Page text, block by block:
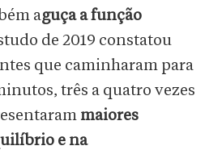
aguça a função
de 2019 constatou
que caminharam para
três a quatro vezes
maiores
e na